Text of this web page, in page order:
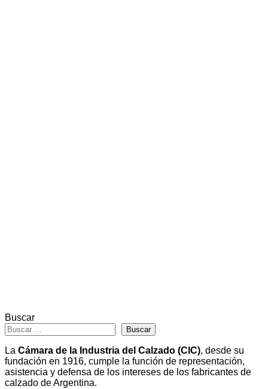
Buscar
Buscar
La Cámara de la Industria del Calzado (CIC), desde su
fundación en 1916, cumple la función de representación,
asistencia y defensa de los intereses de los fabricantes de
calzado de Argentina.